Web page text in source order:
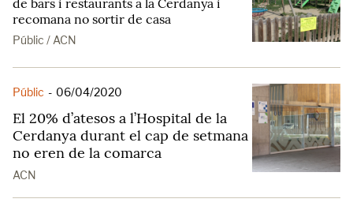
de bars i restaurants a la Cerdanya i
recomana no sortir de casa
Públic / ACN
Públic - 06/04/2020
El 20% d’atesos a l’Hospital de la
Cerdanya durant el cap de setmana
no eren de la comarca
ACN